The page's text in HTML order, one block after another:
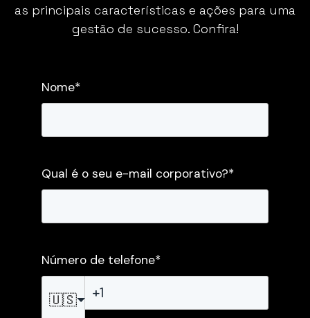
as principais características e ações para uma
gestão de sucesso. Confira!
Nome*
Qual é o seu e-mail corporativo?*
Número de telefone*
🇺🇸